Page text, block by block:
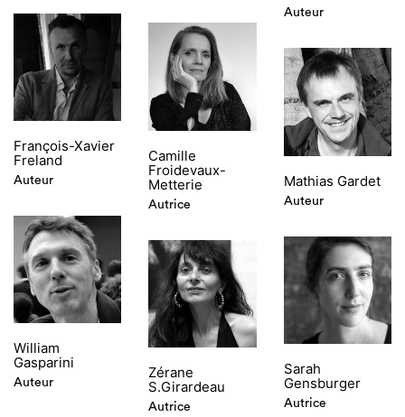
Auteur
François-Xavier
Freland
Auteur
Camille
Froidevaux-
Metterie
Autrice
Mathias Gardet
Auteur
William
Gasparini
Auteur
Sarah
Gensburger
Autrice
Zérane
S.Girardeau
Autrice